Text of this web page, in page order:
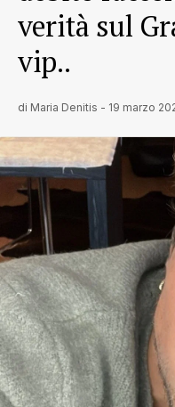
verità sul
vip..
di Maria Denitis - 19 marzo